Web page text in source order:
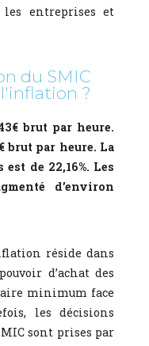
entreprises et
du SMIC
?
brut par heure.
brut par heure. La
de 22,16%. Les
d’environ
réside dans
d’achat des
minimum face
les décisions
sont prises par